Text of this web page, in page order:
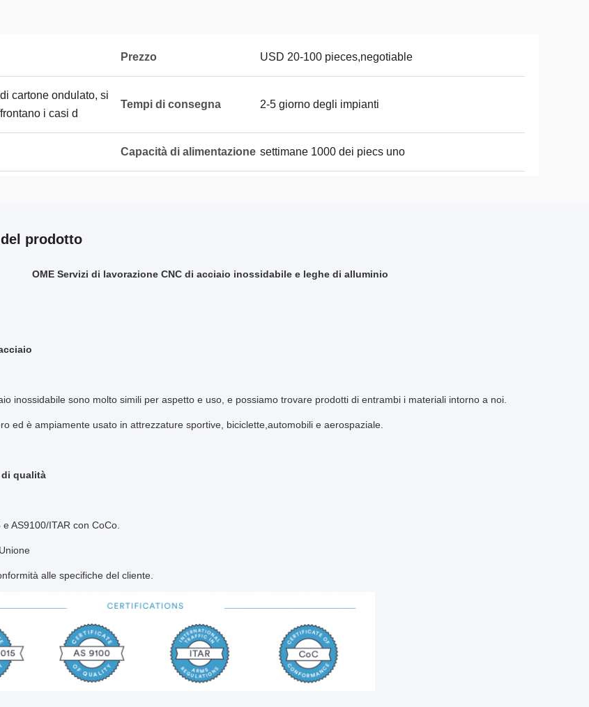
Prezzo USD 20-100 pieces,negotiable
cartone ondulato, si
i casi d
Tempi di consegna 2-5 giorno degli impianti
Capacità di alimentazione settimane 1000 dei piecs uno
prodotto
OME Servizi di lavorazione CNC di acciaio inossidabile e leghe di alluminio
inossidabile sono molto simili per aspetto e uso, e possiamo trovare prodotti di entrambi i materiali intorno a noi.
ed è ampiamente usato in attrezzature sportive, biciclette,automobili e aerospaziale.
di qualità
AS9100/ITAR con CoCo.
alle specifiche del cliente.